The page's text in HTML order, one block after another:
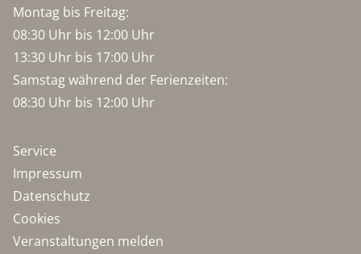
Montag bis Freitag:
08:30 Uhr bis 12:00 Uhr
13:30 Uhr bis 17:00 Uhr
Samstag während der Ferienzeiten:
08:30 Uhr bis 12:00 Uhr
Service
Impressum
Datenschutz
Cookies
Veranstaltungen melden